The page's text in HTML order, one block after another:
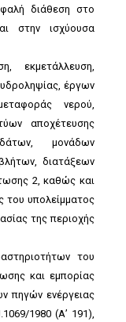
διάθεση στο
στην ισχύουσα
εκμετάλλευση,
έργων
νερού,
αποχέτευσης
μονάδων
διατάξεων
2, καθώς και
του υπολείμματος
της περιοχής
του
και εμπορίας
πηγών ενέργειας
1980 (Α’ 191),